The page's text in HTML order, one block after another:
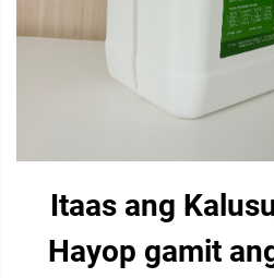
Itaas ang
Hayop gamit